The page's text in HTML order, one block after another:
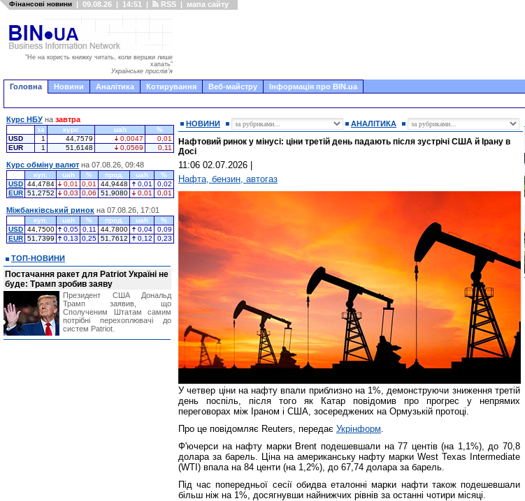
Фінансові новини | 09.08.26 | 14:51 | RSS | мапа сайту
"Не на користь книжку читать, коли вершки лише
хапать"
Українське прислів'я
Головна Новини Аналітика Котирування Веб-майстру Інформація про BIN.ua
НОВИНИ АНАЛІТИКА
Нафтовий ринок у мінусі: ціни третій день падають після зустрічі США й Ірану в
Досі
11:06 02.07.2026
Нафта, бензин, автогаз
У четвер ціни на нафту впали приблизно на 1%, демонструючи зниження третій
день поспіль, після того як Катар повідомив про прогрес у непрямих
переговорах між Іраном і США, зосереджених на Ормузькій протоці.
Про це повідомляє Reuters, передає Укрінформ.
Ф'ючерси на нафту марки Brent подешевшали на 77 центів (на 1,1%), до 70,8
долара за барель. Ціна на американську нафту марки ​West Texas Intermediate
(WTI) впала на 84 центи (на 1,2%), до 67,74 долара за барель.
Під час попередньої сесії обидва еталонні марки нафти також подешевшали
більш ніж на 1%, досягнувши найнижчих рівнів за останні чотири місяці.
Курс НБУ на завтра
за курс uah
%
USD
1 44,7579 0,0047
0,01
EUR
1 51,6148 0,0569 0,11
Курс обміну валют на 07.08.26, 09:48
куп. uah % прод. uah
%
USD 44,4784 0,01 0,01 44,9448 0,01
0,02
EUR 51,2752 0,03 0,06 51,9080 0,01 0,01
Міжбанківський ринок на 07.08.26, 17:01
куп. uah % прод. uah
%
USD 44,7500 0,05 0,11 44,7800 0,04
0,09
EUR 51,7399 0,13 0,25 51,7612 0,12 0,23
ТОП-НОВИНИ
Постачання ракет для Patriot Україні не
буде: Трамп зробив заяву
Президент США Дональд
Трамп заявив, що
Сполученим Штатам самим
потрібні перехоплювачі до
систем Patriot.